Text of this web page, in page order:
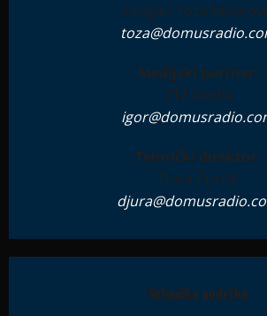
Dragan Toza
Medijski partner:
ZTZ Media
Tehnički direktor:
Đura Ćurčić
Tehnička podrška